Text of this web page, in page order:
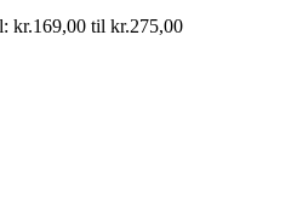
kr.169,00 til kr.275,00